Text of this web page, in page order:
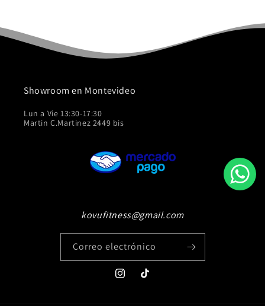
Showroom en Montevideo
Lun a Vie 13:30-17:30
Martin C.Martinez 2449 bis
kovufitness@gmail.com
Correo electrónico
InstagramTikTok